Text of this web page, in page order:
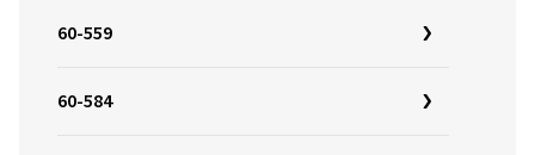
60-559
60-584